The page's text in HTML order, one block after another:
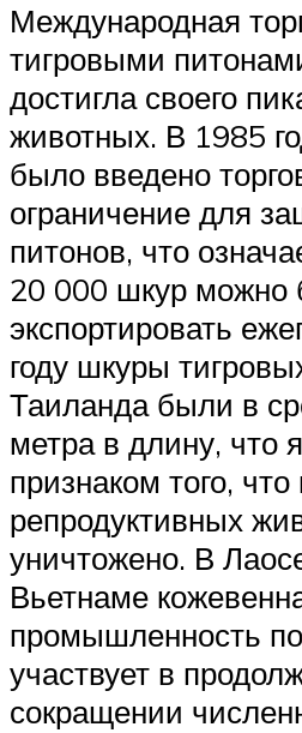
Международная
тигровыми
достигла своего
животных. В 1985
было введено
ограничение для
питонов, что
20 000 шкур можно
экспортировать
году шкуры
Таиланда были в
метра в длину, что
признаком того,
репродуктивных
уничтожено. В
Вьетнаме
промышленность
участвует в
сокращении